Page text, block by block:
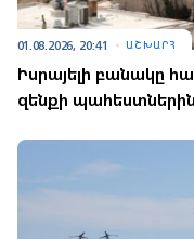
01.08.2026, 20:41 ԱՇԽԱՐՀ
Իսրայելի բանակը
զենքի պահեստներին